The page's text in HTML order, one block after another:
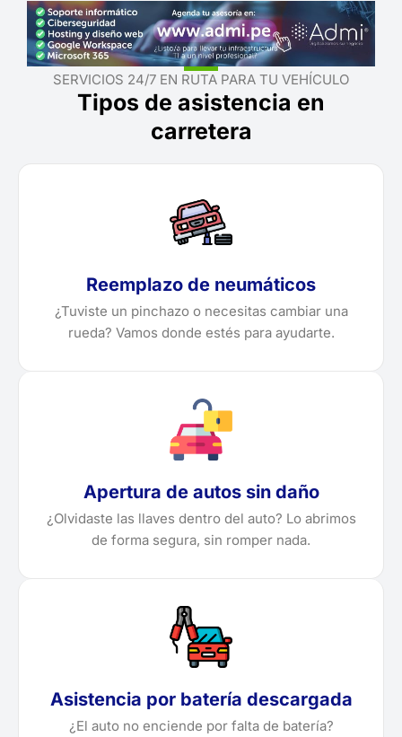
SERVICIOS 24/7 EN RUTA PARA TU VEHÍCULO
Tipos de asistencia en
carretera
Reemplazo de neumáticos
¿Tuviste un pinchazo o necesitas cambiar una
rueda? Vamos donde estés para ayudarte.
Apertura de autos sin daño
¿Olvidaste las llaves dentro del auto? Lo abrimos
de forma segura, sin romper nada.
Asistencia por batería descargada
¿El auto no enciende por falta de batería?